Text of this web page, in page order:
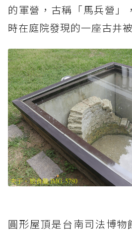
的軍營，古稱「馬兵營」
時在庭院發現的一座古井
圓形屋頂是台南司法博物